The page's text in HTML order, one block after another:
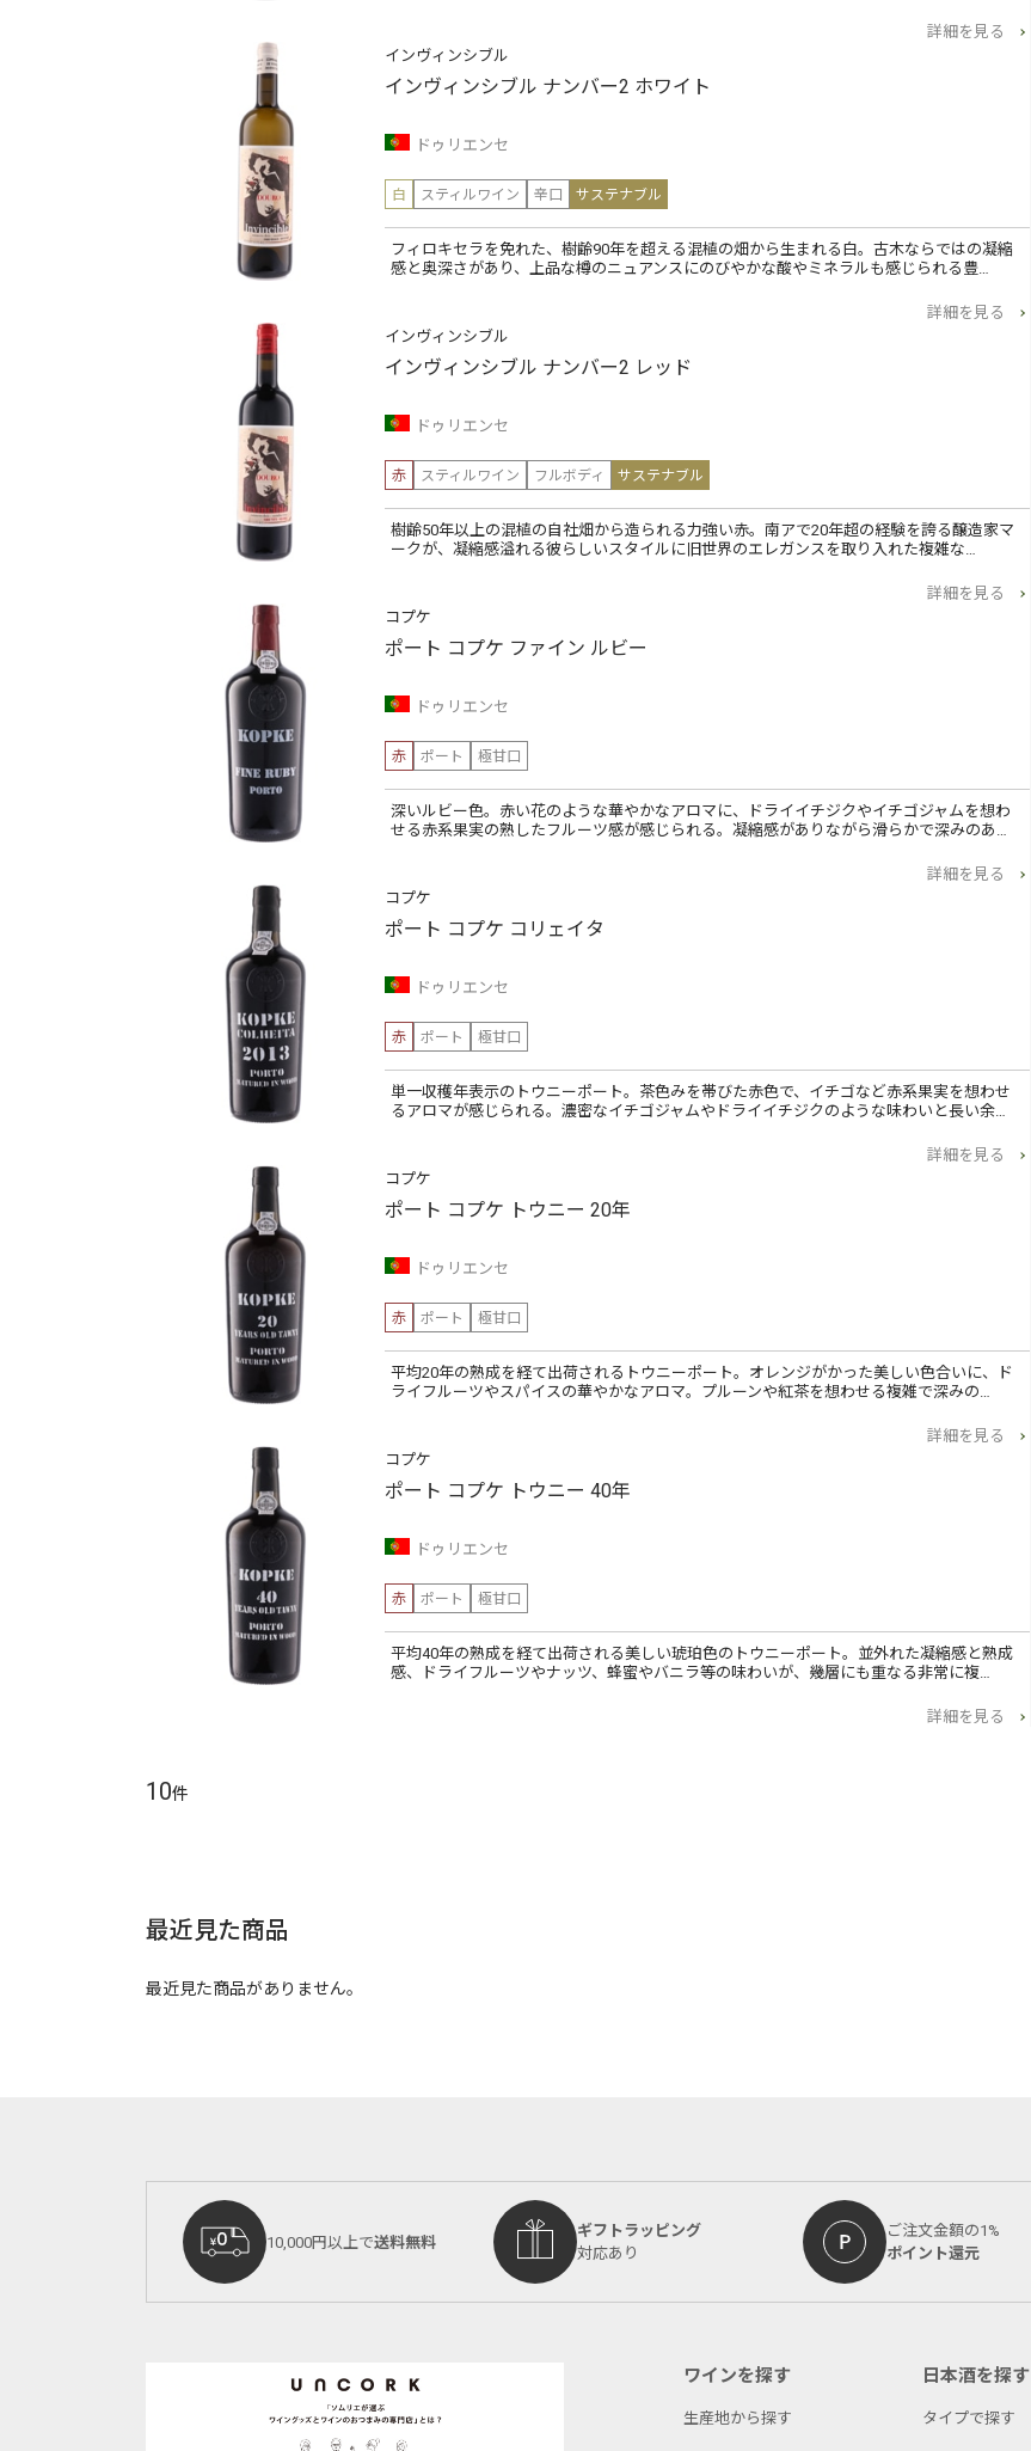
詳細を見る
インヴィンシブル
インヴィンシブル ナンバー2 ホワイト
ドゥリエンセ
白 スティルワイン 辛口 サステナブル
フィロキセラを免れた、樹齢90年を超える混植の畑から生まれる白。古木ならではの凝縮
感と奥深さがあり、上品な樽のニュアンスにのびやかな酸やミネラルも感じられる豊…
詳細を見る
インヴィンシブル
インヴィンシブル ナンバー2 レッド
ドゥリエンセ
赤 スティルワイン フルボディ サステナブル
樹齢50年以上の混植の自社畑から造られる力強い赤。南アで20年超の経験を誇る醸造家マ
ークが、凝縮感溢れる彼らしいスタイルに旧世界のエレガンスを取り入れた複雑な…
詳細を見る
コプケ
ポート コプケ ファイン ルビー
ドゥリエンセ
赤 ポート 極甘口
深いルビー色。赤い花のような華やかなアロマに、ドライイチジクやイチゴジャムを想わ
せる赤系果実の熟したフルーツ感が感じられる。凝縮感がありながら滑らかで深みのあ…
詳細を見る
コプケ
ポート コプケ コリェイタ
ドゥリエンセ
赤 ポート 極甘口
単一収穫年表示のトウニーポート。茶色みを帯びた赤色で、イチゴなど赤系果実を想わせ
るアロマが感じられる。濃密なイチゴジャムやドライイチジクのような味わいと長い余…
詳細を見る
コプケ
ポート コプケ トウニー 20年
ドゥリエンセ
赤 ポート 極甘口
平均20年の熟成を経て出荷されるトウニーポート。オレンジがかった美しい色合いに、ド
ライフルーツやスパイスの華やかなアロマ。プルーンや紅茶を想わせる複雑で深みの…
詳細を見る
コプケ
ポート コプケ トウニー 40年
ドゥリエンセ
赤 ポート 極甘口
平均40年の熟成を経て出荷される美しい琥珀色のトウニーポート。並外れた凝縮感と熟成
感、ドライフルーツやナッツ、蜂蜜やバニラ等の味わいが、幾層にも重なる非常に複…
詳細を見る
10件
最近見た商品
最近見た商品がありません。
10,000円以上で送料無料
ギフトラッピング
対応あり
ご注文金額の1%
ポイント還元
ワインを探す
生産地から探す
日本酒を探す
タイプで探す